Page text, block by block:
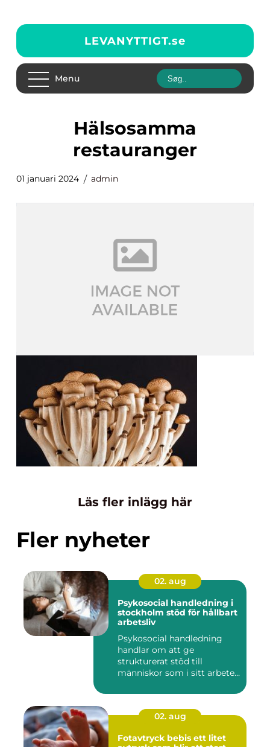
LEVANYTTIGT.se
Menu
hälsosamma
restauranger
01 januari 2024 admin
Läs fler inlägg här
Fler nyheter
02. aug
Psykosocial handledning i
stockholm stöd för hållbart
arbetsliv
Psykosocial handledning
handlar om att ge
strukturerat stöd till
människor som i sitt arbete
02. aug
Fotavtryck bebis ett litet